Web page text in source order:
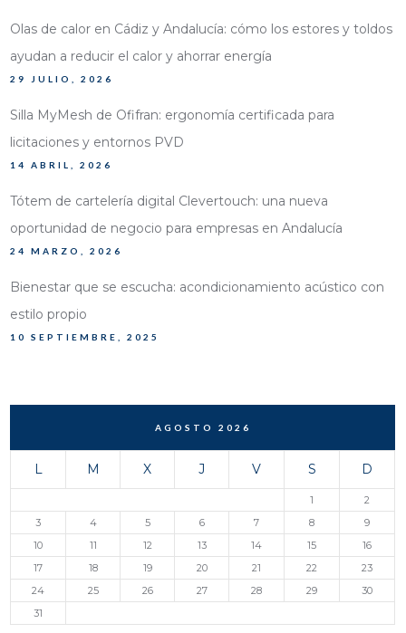
Olas de calor en Cádiz y Andalucía: cómo los estores y toldos
ayudan a reducir el calor y ahorrar energía
29 JULIO, 2026
Silla MyMesh de Ofifran: ergonomía certificada para
licitaciones y entornos PVD
14 ABRIL, 2026
Tótem de cartelería digital Clevertouch: una nueva
oportunidad de negocio para empresas en Andalucía
24 MARZO, 2026
Bienestar que se escucha: acondicionamiento acústico con
estilo propio
10 SEPTIEMBRE, 2025
AGOSTO 2026
L M X J V S D
1
2
3
4 5 6 7 8
9
10
11 12 13 14 15
16
17
18 19 20 21 22
23
24
25 26 27 28 29
30
31